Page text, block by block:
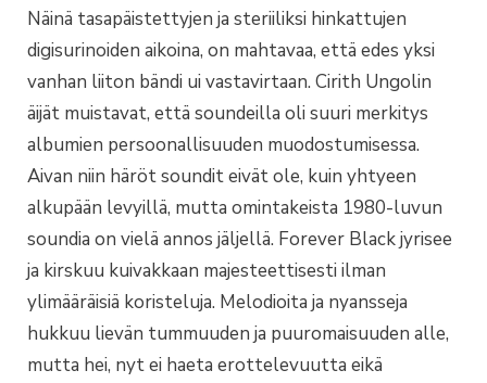
Näinä tasapäistettyjen ja steriiliksi hinkattujen
digisurinoiden aikoina, on mahtavaa, että edes yksi
vanhan liiton bändi ui vastavirtaan. Cirith Ungolin
äijät muistavat, että soundeilla oli suuri merkitys
albumien persoonallisuuden muodostumisessa.
Aivan niin häröt soundit eivät ole, kuin yhtyeen
alkupään levyillä, mutta omintakeista 1980-luvun
soundia on vielä annos jäljellä. Forever Black jyrisee
ja kirskuu kuivakkaan majesteettisesti ilman
ylimääräisiä koristeluja. Melodioita ja nyansseja
hukkuu lievän tummuuden ja puuromaisuuden alle,
mutta hei, nyt ei haeta erottelevuutta eikä